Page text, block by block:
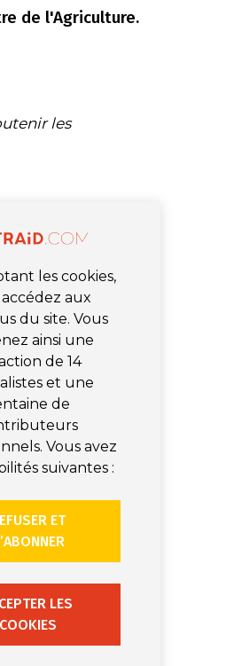
de l'Agriculture.
les
les cookies,
aux
du site. Vous
ainsi une
de 14
et une
de
Vous avez
suivantes :
ET
LES
COOKIES